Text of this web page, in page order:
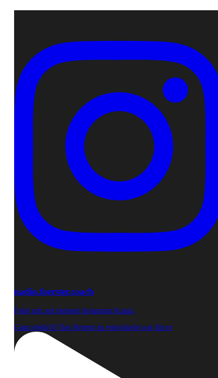
nadin.foerster.coach
Folgt mir auf meinem Instagram Kanal.
Ganz ehrlich? Das Retreat zu entwickeln war für m